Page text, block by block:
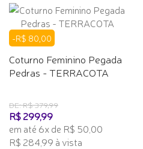
-R$ 80,00
Coturno Feminino Pegada
Pedras - TERRACOTA
DE: R$ 379,99
R$ 299,99
em até 6x de R$ 50,00
R$ 284,99 à vista